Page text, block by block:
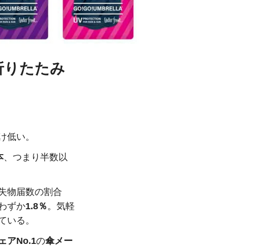
りたたみ
低い。
、つまり半数以
物届数の割合
ずか1.8％。気軽
いる。
アNo.1の傘メー